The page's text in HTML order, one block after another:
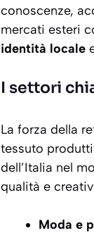
conoscenze,
mercati esteri
identità locale
I settori
La forza della
tessuto
dell’Italia nel
qualità e
Moda e